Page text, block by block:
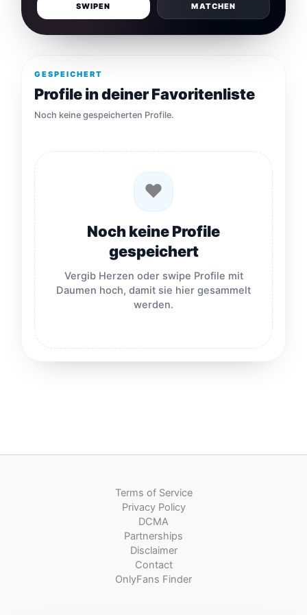
SWIPEN MATCHEN
GESPEICHERT
Profile in deiner Favoritenliste
Noch keine gespeicherten Profile.
♥
Noch keine Profile
gespeichert
Vergib Herzen oder swipe Profile mit
Daumen hoch, damit sie hier gesammelt
werden.
Terms of Service
Privacy Policy
DCMA
Partnerships
Disclaimer
Contact
OnlyFans Finder